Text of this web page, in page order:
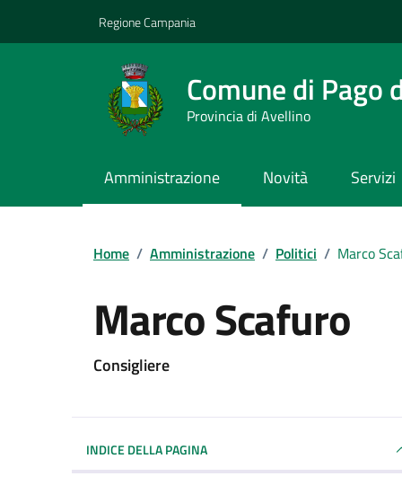
Regione Campania
Comune di Pago
Provincia di Avellino
Amministrazione Novità Servizi
Home / Amministrazione / Politici / Marco
Marco Scafuro
Consigliere
INDICE DELLA PAGINA